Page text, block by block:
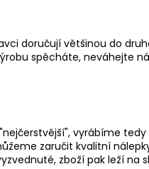
doručují většinou do
spěcháte, neváhejte
vyrábíme
zaručit kvalitní
zboží pak leží na